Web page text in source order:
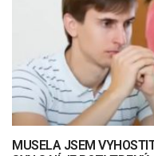
MUSELA JSEM